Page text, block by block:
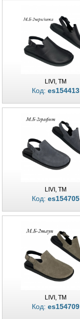
LIVI, TM
Код: es154413
LIVI, TM
Код: es154705
LIVI, TM
Код: es154709